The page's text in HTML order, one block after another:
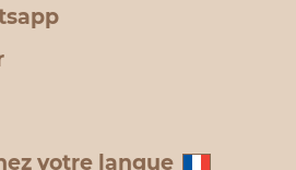
votre langue